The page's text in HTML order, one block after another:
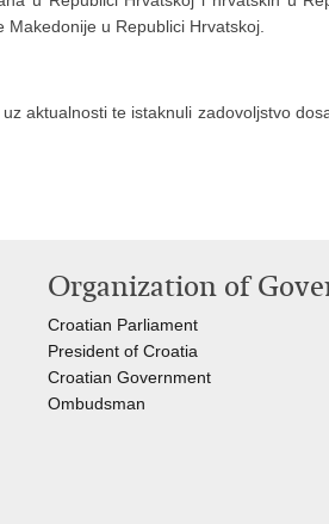
u Republici Hrvatskoj.
aktualnosti te istaknuli zadovoljstvo
Organization of
Croatian Parliament
President of Croatia
Croatian Government
Ombudsman​